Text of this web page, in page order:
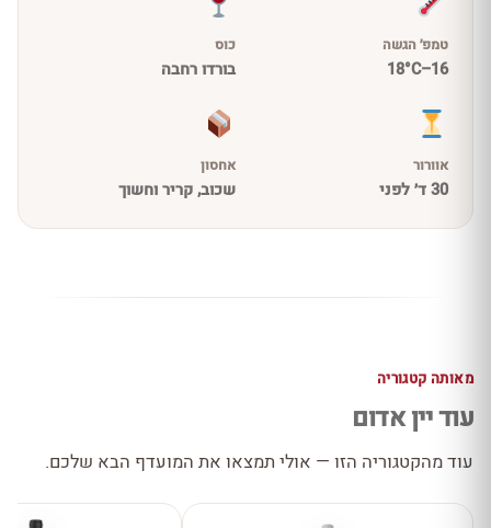
טמפ׳ הגשה
16–18°C
כוס
בורדו רחבה
אוורור
30 ד׳ לפני
אחסון
שכוב, קריר וחשוך
מאותה קטגוריה
עוד יין אדום
עוד מהקטגוריה הזו — אולי תמצאו את המועדף הבא שלכם.